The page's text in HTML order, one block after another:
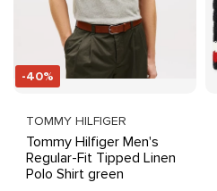
-40%
TOMMY HILFIGER
Tommy Hilfiger Men's
Regular-Fit Tipped Linen
Polo Shirt green